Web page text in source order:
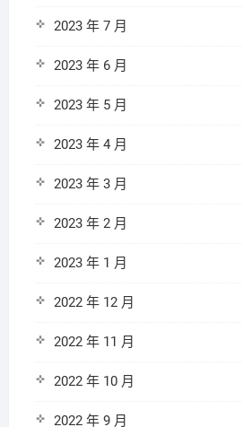
2023 年 7 月
2023 年 6 月
2023 年 5 月
2023 年 4 月
2023 年 3 月
2023 年 2 月
2023 年 1 月
2022 年 12 月
2022 年 11 月
2022 年 10 月
2022 年 9 月